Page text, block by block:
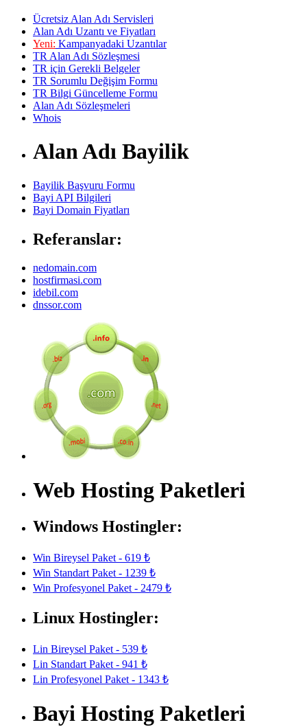
Ücretsiz Alan Adı Servisleri
Alan Adı Uzantı ve Fiyatları
Yeni: Kampanyadaki Uzantılar
TR Alan Adı Sözleşmesi
TR için Gerekli Belgeler
TR Sorumlu Değişim Formu
TR Bilgi Güncelleme Formu
Alan Adı Sözleşmeleri
Whois
Alan Adı Bayilik
Bayilik Başvuru Formu
Bayi API Bilgileri
Bayi Domain Fiyatları
Referanslar:
nedomain.com
hostfirmasi.com
idebil.com
dnssor.com
Web Hosting Paketleri
Windows Hostingler:
Win Bireysel Paket - 619 ₺
Win Standart Paket - 1239 ₺
Win Profesyonel Paket - 2479 ₺
Linux Hostingler:
Lin Bireysel Paket - 539 ₺
Lin Standart Paket - 941 ₺
Lin Profesyonel Paket - 1343 ₺
Bayi Hosting Paketleri